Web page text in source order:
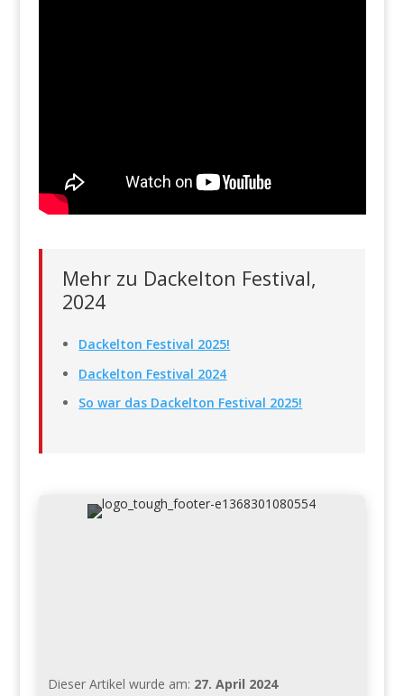
Mehr zu Dackelton Festival,
2024
Dackelton Festival 2025!
Dackelton Festival 2024
So war das Dackelton Festival 2025!
Dieser Artikel wurde am: 27. April 2024